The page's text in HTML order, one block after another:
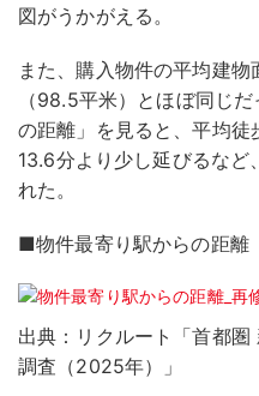
図がうかがえる。
また、購入物件の平均建
（98.5平米）とほぼ同じ
の距離」を見ると、平均徒
13.6分より少し延びるなど
れた。
■物件最寄り駅からの距離
出典：リクルート「首都
調査（2025年）」